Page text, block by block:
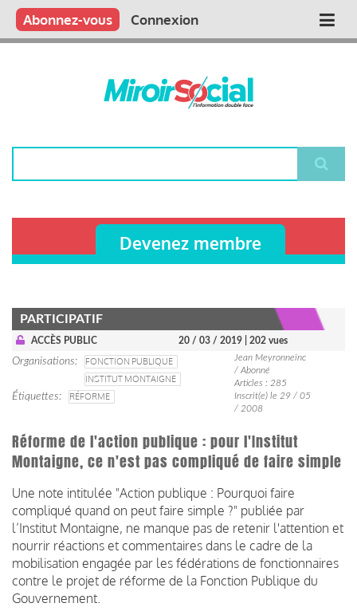
Aller
contenu
Main
Qui sommes nous ?
Vous publiez
Nous publions
Contactez-nous
Abonnez-vous Connexion
Devenez membre
PARTICIPATIF
ACCÈS PUBLIC 20 / 03 / 2019 | 202 vues
Organisations
FONCTION PUBLIQUE
INSTITUT MONTAIGNE
Étiquettes
RÉFORME
Jean Meyronneinc
/ Abonné
Articles : 285
Inscrit(e) le 29 / 05
/ 2008
Réforme de l'action publique : pour l'Institut
Montaigne, ce n'est pas compliqué de faire simple
Une note intitulée "Action publique : Pourquoi faire
compliqué quand on peut faire simple ?" publiée par
l’Institut Montaigne, ne manque pas de retenir l'attention et
nourrir réactions et commentaires dans le cadre de la
mobilisation engagée par les fédérations de fonctionnaires
contre le projet de réforme de la Fonction Publique du
Gouvernement.